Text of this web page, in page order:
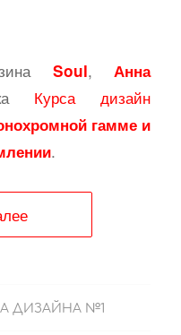
Soul,Анна
Курса дизайн
гамме и
.
ДИЗАЙНА №1